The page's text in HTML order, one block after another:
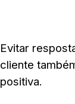
Evitar
cliente
positiva.